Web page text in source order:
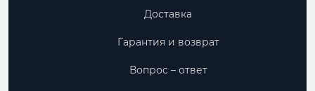
Доставка
Гарантия и возврат
Вопрос – ответ